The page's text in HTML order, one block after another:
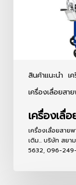
สินค้าแนะนำ เ
เครื่องเลื่อยสา
เครื่องเลื่
เครื่องเลื่อยสาย
เติม... บริษัท สย
5632, 096-